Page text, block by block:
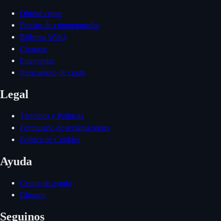
Obtené cripto
Precios de criptomonedas
Billetera Web3
Comprar
Emprender
Intercambio de cripto
Legal
Términos y Políticas
Formulario de reclamaciones
Política de Cookies
Ayuda
Centro de ayuda
Glosario
Seguinos